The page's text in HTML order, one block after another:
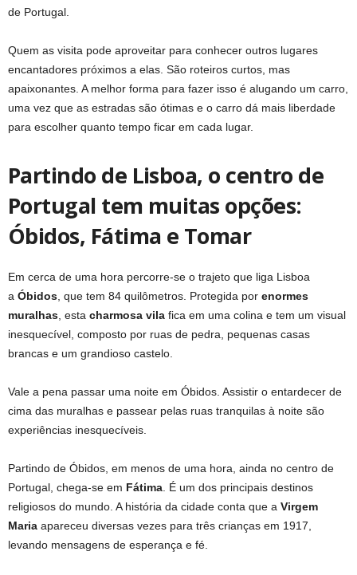
de Portugal.
Quem as visita pode aproveitar para conhecer outros lugares
encantadores próximos a elas. São roteiros curtos, mas
apaixonantes. A melhor forma para fazer isso é alugando um carro,
uma vez que as estradas são ótimas e o carro dá mais liberdade
para escolher quanto tempo ficar em cada lugar.
Partindo de Lisboa, o centro de
Portugal tem muitas opções:
Óbidos, Fátima e Tomar
Em cerca de uma hora percorre-se o trajeto que liga Lisboa
a Óbidos , que tem 84 quilômetros. Protegida por enormes
muralhas , esta charmosa vila fica em uma colina e tem um visual
inesquecível, composto por ruas de pedra, pequenas casas
brancas e um grandioso castelo.
Vale a pena passar uma noite em Óbidos. Assistir o entardecer de
cima das muralhas e passear pelas ruas tranquilas à noite são
experiências inesquecíveis.
Partindo de Óbidos, em menos de uma hora, ainda no centro de
Portugal, chega-se em Fátima . É um dos principais destinos
religiosos do mundo. A história da cidade conta que a Virgem
Maria apareceu diversas vezes para três crianças em 1917,
levando mensagens de esperança e fé.